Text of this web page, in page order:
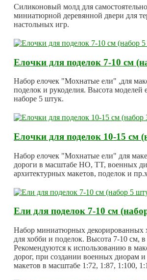
Силиконовый молд для
миниатюрной деревянной двери для
настольных игр.
Елочки для поделок 7-10 см
Набор елочек "Мохнатые ели" ,для
поделок и рукоделия. Высота моделей
наборе 5 штук.
Елочки для поделок 10-15 см
Набор елочек "Мохнатые ели" для
дороги в масштабе HO, TT, военных
архитектурных макетов, поделок и
Ели для поделок 7-10 см
Набор миниатюрных декорированных
для хобби и поделок. Высота 7-10 см,
Рекомендуются к использованию в
дорог, при создании военных диорам
макетов в масштабе 1:72, 1:87, 1:100,